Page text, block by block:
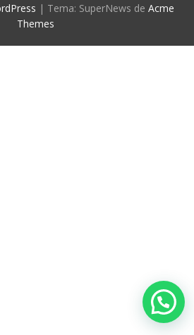
| Tema: SuperNews de Acme
Themes